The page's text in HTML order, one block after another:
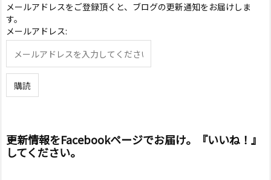
メールアドレスをご登録頂くと、ブログの更新通知をお届けしま
す。
メールアドレス:
更新情報をFacebookページでお届け。『いいね！』
してください。